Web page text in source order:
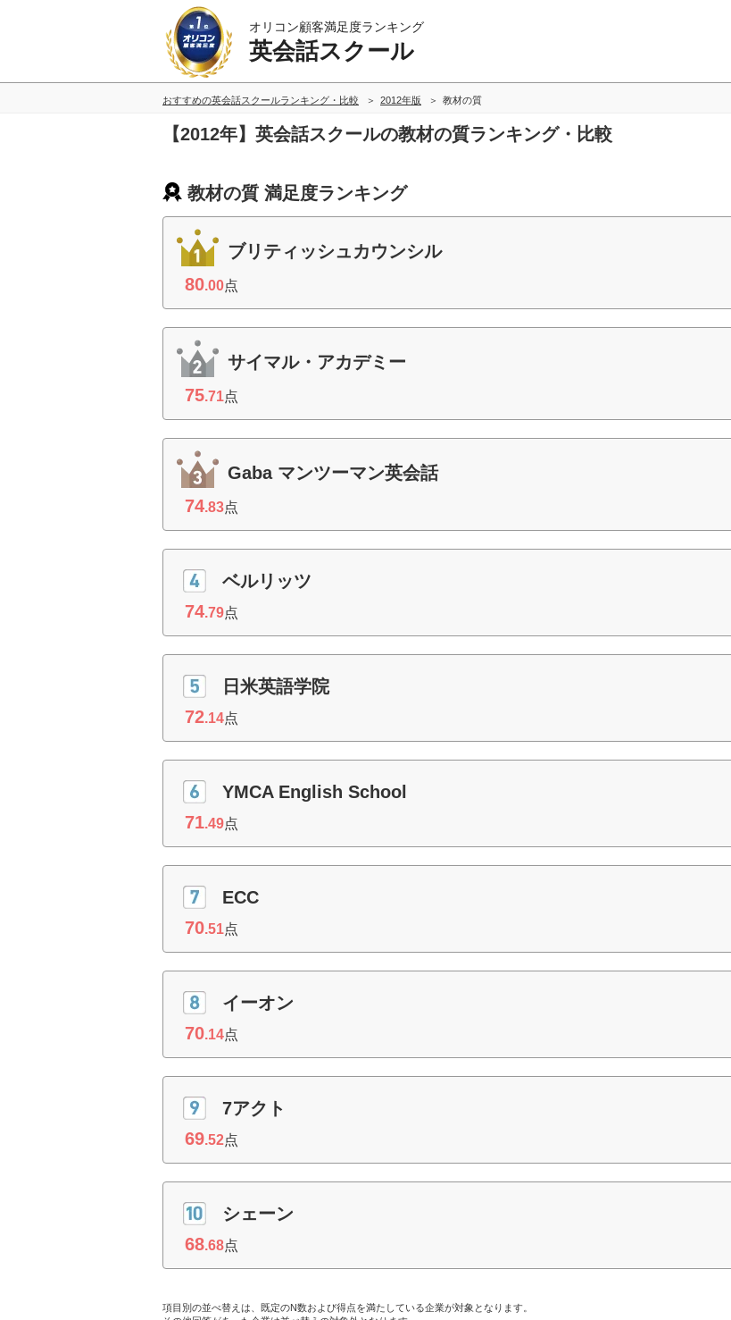
オリコン顧客満足度ランキング
英会話スクール
おすすめの英会話スクールランキング・比較 2012年版 教材の質
【2012年】英会話スクールの教材の質ランキング・比較
教材の質 満足度ランキング
ブリティッシュカウンシル
80.00点
サイマル・アカデミー
75.71点
Gaba マンツーマン英会話
74.83点
ベルリッツ
74.79点
日米英語学院
72.14点
YMCA English School
71.49点
ECC
70.51点
イーオン
70.14点
7アクト
69.52点
シェーン
68.68点
項目別の並べ替えは、既定のN数および得点を満たしている企業が対象となります。